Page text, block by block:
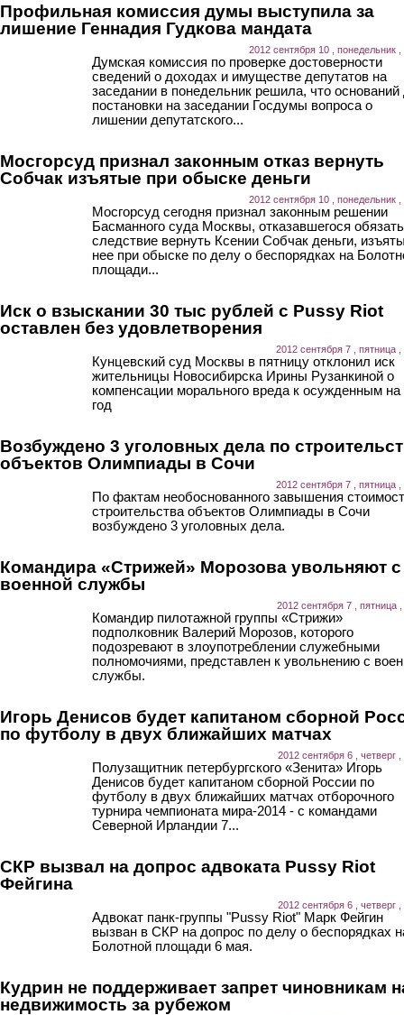
Профильная комиссия думы выступила за
лишение Геннадия Гудкова мандата
2012 сентября 10 , понедельник ,
Думская комиссия по проверке достоверности
сведений о доходах и имуществе депутатов на
заседании в понедельник решила, что оснований
постановки на заседании Госдумы вопроса о
лишении депутатского...
Мосгорсуд признал законным отказ вернуть
Собчак изъятые при обыске деньги
2012 сентября 10 , понедельник ,
Мосгорсуд сегодня признал законным решении
Басманного суда Москвы, отказавшегося обязать
следствие вернуть Ксении Собчак деньги,
нее при обыске по делу о беспорядках на
площади...
Иск о взыскании 30 тыс рублей с Pussy Riot
оставлен без удовлетворения
2012 сентября 7 , пятница ,
Кунцевский суд Москвы в пятницу отклонил иск
жительницы Новосибирска Ирины Рузанкиной о
компенсации морального вреда к осужденным на
год
Возбуждено 3 уголовных дела по
объектов Олимпиады в Сочи
2012 сентября 7 , пятница ,
По фактам необоснованного завышения
строительства объектов Олимпиады в Сочи
возбуждено 3 уголовных дела.
Командира «Стрижей» Морозова увольняют с
военной службы
2012 сентября 7 , пятница ,
Командир пилотажной группы «Стрижи»
подполковник Валерий Морозов, которого
подозревают в злоупотреблении служебными
полномочиями, представлен к увольнению с
службы.
Игорь Денисов будет капитаном сборной
по футболу в двух ближайших матчах
2012 сентября 6 , четверг ,
Полузащитник петербургского «Зенита» Игорь
Денисов будет капитаном сборной России по
футболу в двух ближайших матчах отборочного
турнира чемпионата мира-2014 - с командами
Северной Ирландии 7...
СКР вызвал на допрос адвоката Pussy Riot
Фейгина
2012 сентября 6 , четверг ,
Адвокат панк-группы "Pussy Riot" Марк Фейгин
вызван в СКР на допрос по делу о беспорядках
Болотной площади 6 мая.
Кудрин не поддерживает запрет чиновникам
недвижимость за рубежом